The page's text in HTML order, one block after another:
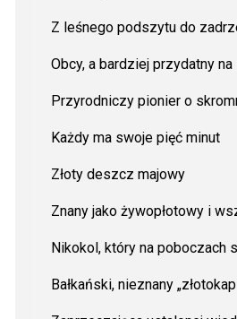
Z leśnego podszytu do
Obcy, a bardziej przydatny
Przyrodniczy pionier o
Każdy ma swoje pięć minut
Złoty deszcz majowy
Znany jako żywopłotowy i
Nikokol, który na poboczach
Bałkański, nieznany